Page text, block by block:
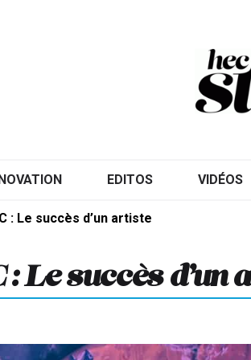
EDITOS VIDÉOS
: Le succès d’un artiste
: Le succès d’un